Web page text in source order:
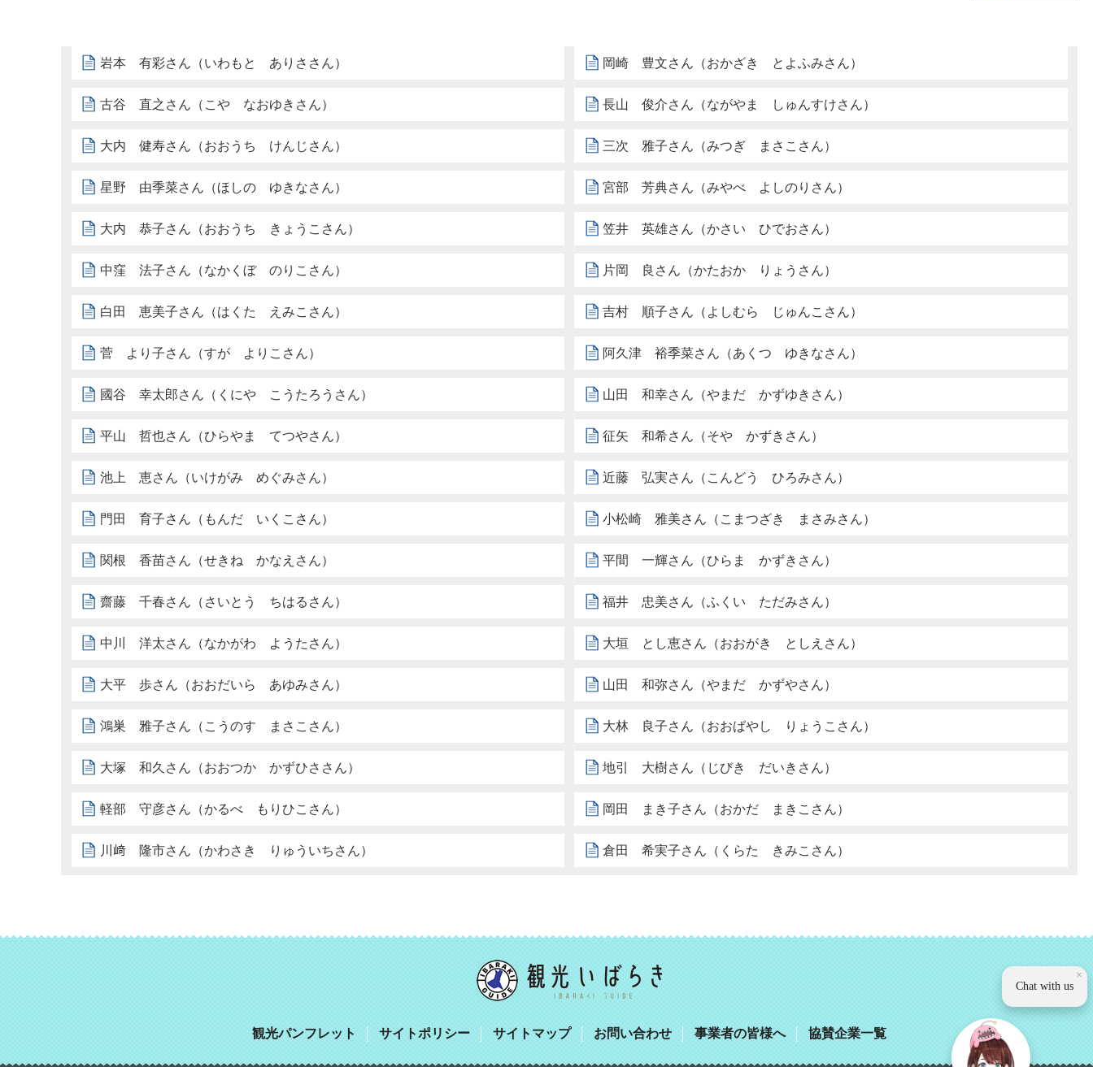
岩本 有彩さん（いわもと ありささん） 岡崎 豊文さん（おかざき とよふみさん）
古谷 直之さん（こや なおゆきさん） 長山 俊介さん（ながやま しゅんすけさん）
大内 健寿さん（おおうち けんじさん） 三次 雅子さん（みつぎ まさこさん）
星野 由季菜さん（ほしの ゆきなさん） 宮部 芳典さん（みやべ よしのりさん）
大内 恭子さん（おおうち きょうこさん） 笠井 英雄さん（かさい ひでおさん）
中窪 法子さん（なかくぼ のりこさん） 片岡 良さん（かたおか りょうさん）
白田 恵美子さん（はくた えみこさん） 吉村 順子さん（よしむら じゅんこさん）
菅 より子さん（すが よりこさん） 阿久津 裕季菜さん（あくつ ゆきなさん）
國谷 幸太郎さん（くにや こうたろうさん） 山田 和幸さん（やまだ かずゆきさん）
平山 哲也さん（ひらやま てつやさん） 征矢 和希さん（そや かずきさん）
池上 恵さん（いけがみ めぐみさん） 近藤 弘実さん（こんどう ひろみさん）
門田 育子さん（もんだ いくこさん） 小松崎 雅美さん（こまつざき まさみさん）
関根 香苗さん（せきね かなえさん） 平間 一輝さん（ひらま かずきさん）
齋藤 千春さん（さいとう ちはるさん） 福井 忠美さん（ふくい ただみさん）
中川 洋太さん（なかがわ ようたさん） 大垣 とし恵さん（おおがき としえさん）
大平 歩さん（おおだいら あゆみさん） 山田 和弥さん（やまだ かずやさん）
鴻巣 雅子さん（こうのす まさこさん） 大林 良子さん（おおばやし りょうこさん）
大塚 和久さん（おおつか かずひささん） 地引 大樹さん（じびき だいきさん）
軽部 守彦さん（かるべ もりひこさん） 岡田 まき子さん（おかだ まきこさん）
川﨑 隆市さん（かわさき りゅういちさん） 倉田 希実子さん（くらた きみこさん）
観光いば
観光パンフレット サイトポリシー サイトマップ お問い合わせ 事業者の皆様へ 協賛企業一覧
×
Chat with us